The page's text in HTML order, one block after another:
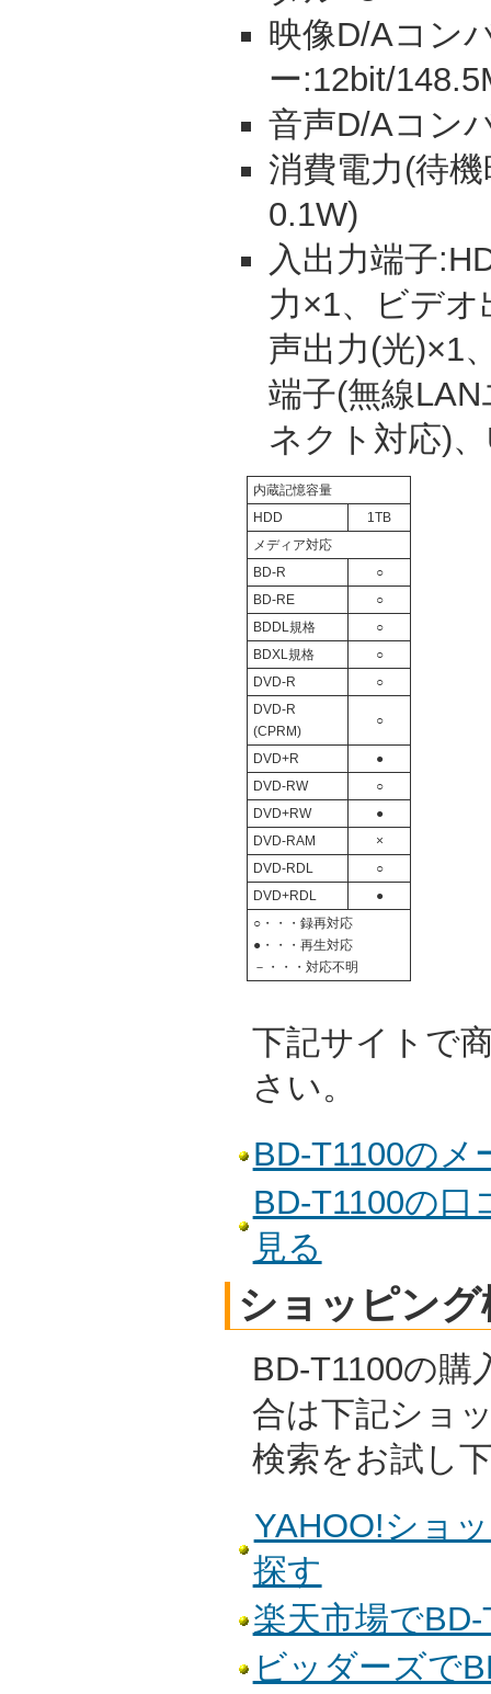
映像D/Aコン
ー:12bit/
音声D/Aコン
消費電力(待
0.1W)
入出力端子
力×1、ビデ
声出力(光)×1
端子(無線
ネクト対応)
内蔵記憶容量
HDD 1TB
メディア対応
BD-R ○
BD-RE ○
BDDL規格 ○
BDXL規格 ○
DVD-R ○
DVD-R
(CPRM)
○
DVD+R ●
DVD-RW ○
DVD+RW ●
DVD-RAM ×
DVD-RDL ○
DVD+RDL ●
○・・・録再対応
●・・・再生対応
－・・・対応不明
下記サイトで
さい。
BD-T1100のメ
BD-T1100の口
見る
ショッピング
BD-T1100の購
合は下記ショ
検索をお試し
YAHOO!ショ
探す
楽天市場で
ビッダーズで